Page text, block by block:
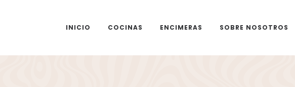
INICIO COCINAS ENCIMERAS SOBRE NOSOTROS